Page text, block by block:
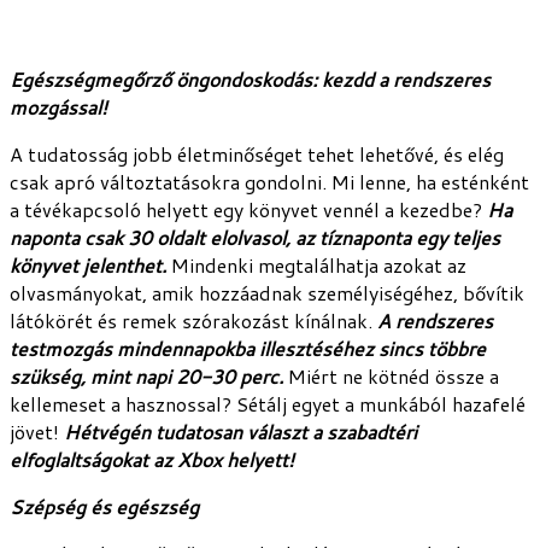
Egészségmegőrző öngondoskodás: kezdd a rendszeres
mozgással!
A tudatosság jobb életminőséget tehet lehetővé, és elég
csak apró változtatásokra gondolni. Mi lenne, ha esténként
a tévékapcsoló helyett egy könyvet vennél a kezedbe? Ha
naponta csak 30 oldalt elolvasol, az tíznaponta egy teljes
könyvet jelenthet. Mindenki megtalálhatja azokat az
olvasmányokat, amik hozzáadnak személyiségéhez, bővítik
látókörét és remek szórakozást kínálnak. A rendszeres
testmozgás mindennapokba illesztéséhez sincs többre
szükség, mint napi 20-30 perc. Miért ne kötnéd össze a
kellemeset a hasznossal? Sétálj egyet a munkából hazafelé
jövet! Hétvégén tudatosan választ a szabadtéri
elfoglaltságokat az Xbox helyett!
Szépség és egészség